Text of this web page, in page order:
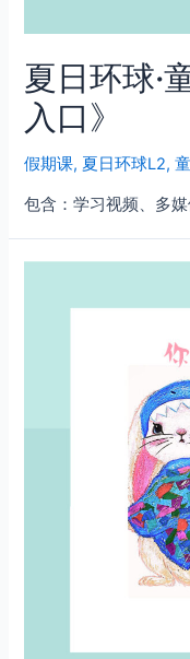
夏日环球·
入口》
假期课, 夏日环球L2,
包含：学习视频、多